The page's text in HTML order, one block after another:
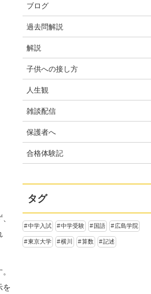
を
ブログ
過去問解説
解説
子供への接し方
人生観
雑談配信
保護者へ
合格体験記
タグ
中学入試 中学受験 国語 広島学院
東京大学 横川 算数 記述